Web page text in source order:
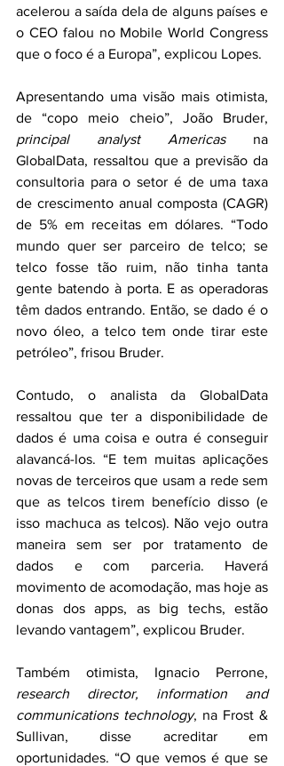
acelerou a saída dela de alguns países e
o CEO falou no Mobile World Congress
que o foco é a Europa”, explicou Lopes.
Apresentando uma visão mais otimista,
principal analyst Americas na
GlobalData, ressaltou que a previsão da
consultoria para o setor é de uma taxa
de crescimento anual composta (CAGR)
de 5% em receitas em dólares. “Todo
mundo quer ser parceiro de telco; se
telco fosse tão ruim, não tinha tanta
gente batendo à porta. E as operadoras
têm dados entrando. Então, se dado é o
novo óleo, a telco tem onde tirar este
petróleo”, frisou Bruder.
Contudo, o analista da GlobalData
ressaltou que ter a disponibilidade de
dados é uma coisa e outra é conseguir
alavancá-los. “E tem muitas aplicações
novas de terceiros que usam a rede sem
que as telcos tirem benefício disso (e
isso machuca as telcos). Não vejo outra
maneira sem ser por tratamento de
dados e com parceria. Haverá
movimento de acomodação, mas hoje as
donas dos apps, as big techs, estão
levando vantagem”, explicou Bruder.
research director, information and
communications technology, na Frost &
Sullivan, disse acreditar em
oportunidades. “O que vemos é que se